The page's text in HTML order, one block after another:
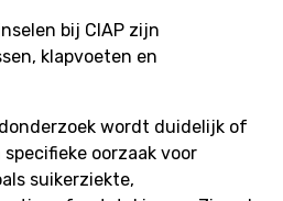
bij CIAP zijn
klapvoeten en
wordt duidelijk of
oorzaak voor
suikerziekte,